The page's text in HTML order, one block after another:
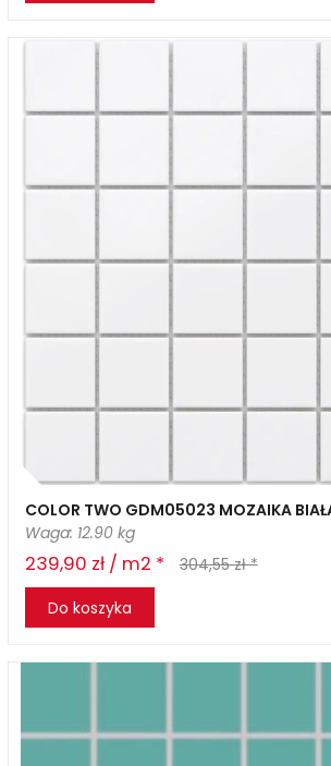
COLOR TWO GDM05023 MOZAIKA
Waga: 12.90 kg
239,90 zł / m2 *
304,55 zł *
Do koszyka